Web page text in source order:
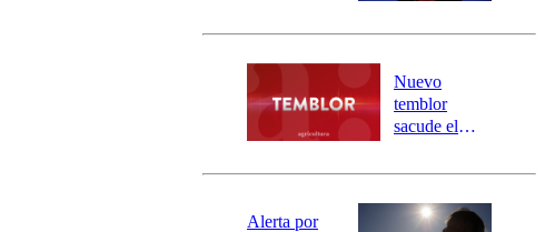
Carahue por
río Damas:
activa
mensajería
SAE
Nuevo
temblor
sacude el
revisa la
epicentro
Alerta por